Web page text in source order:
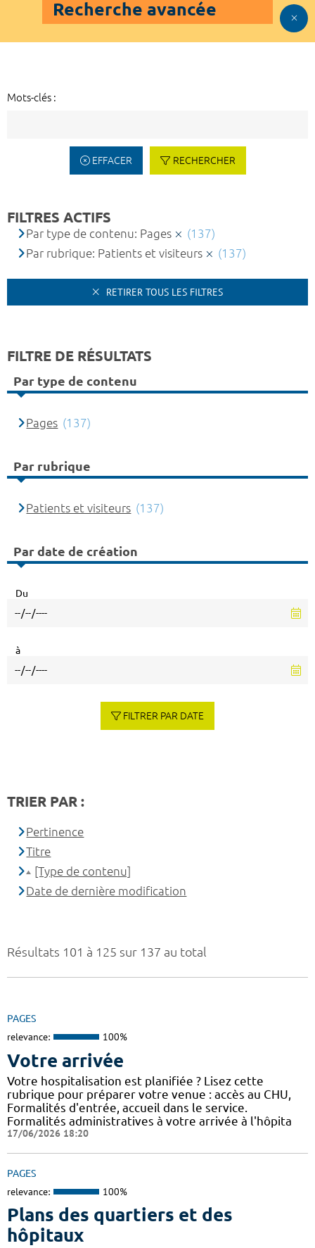
Recherche avancée
Mots-clés :
EFFACER RECHERCHER
Résultats 101 à 125 sur 137 au total
PAGES
relevance: 100%
Votre arrivée
Votre hospitalisation est planifiée ? Lisez cette
rubrique pour préparer votre venue : accès au CHU,
Formalités d'entrée, accueil dans le service.
Formalités administratives à votre arrivée à l'hôpita
17/06/2026 18:20
PAGES
relevance: 100%
Plans des quartiers et des
hôpitaux
FILTRES ACTIFS
Par type de contenu: Pages
(137)
Par rubrique: Patients et visiteurs
(137)
RETIRER TOUS LES FILTRES
FILTRE DE RÉSULTATS
Par type de contenu
Pages (137)
Par rubrique
Patients et visiteurs (137)
Par date de création
Du
à
FILTRER PAR DATE
TRIER PAR :
Pertinence
Titre
[Type de contenu]
Date de dernière modification